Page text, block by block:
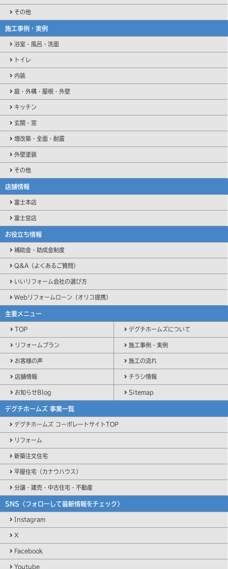
その他
施工事例・実例
浴室・風呂・洗面
トイレ
内装
庭・外構・屋根・外壁
キッチン
玄関・窓
増改築・全面・耐震
外壁塗装
その他
店舗情報
富士本店
富士宮店
お役立ち情報
補助金・助成金制度
Q&A（よくあるご質問）
いいリフォーム会社の選び方
Webリフォームローン（オリコ提携）
主要メニュー
TOP デグチホームズについて
リフォームプラン 施工事例・実例
お客様の声 施工の流れ
店舗情報 チラシ情報
お知らせBlog Sitemap
デグチホームズ 事業一覧
デグチホームズ コーポレートサイトTOP
リフォーム
新築注文住宅
平屋住宅（カナウハウス）
分譲・建売・中古住宅・不動産
SNS〈フォローして最新情報をチェック〉
Instagram
X
Facebook
Youtube